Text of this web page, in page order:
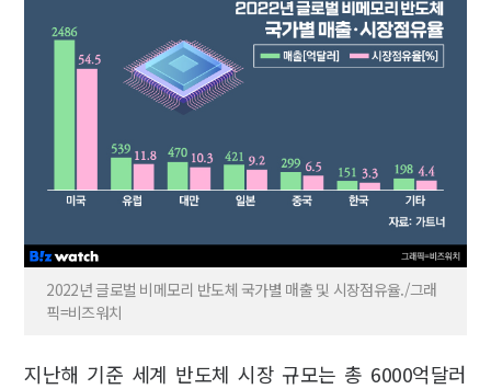
2022년 글로벌 비메모리 반도체 국가별 매출 및 시장점유율./그래
픽=비즈워치
지난해 기준 세계 반도체 시장 규모는 총 6000억달러